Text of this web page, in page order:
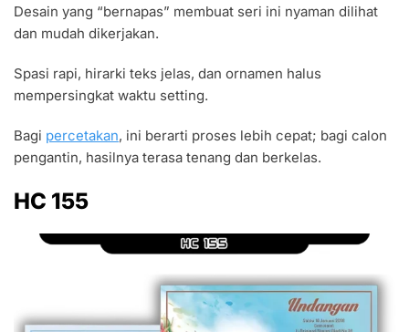
Desain yang “bernapas” membuat seri ini nyaman dilihat
dan mudah dikerjakan.
Spasi rapi, hirarki teks jelas, dan ornamen halus
mempersingkat waktu setting.
Bagi percetakan, ini berarti proses lebih cepat; bagi calon
pengantin, hasilnya terasa tenang dan berkelas.
HC 155